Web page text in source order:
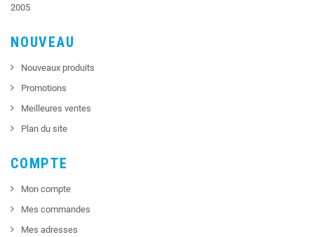
2005
NOUVEAU
Nouveaux produits
Promotions
Meilleures ventes
Plan du site
COMPTE
Mon compte
Mes commandes
Mes adresses